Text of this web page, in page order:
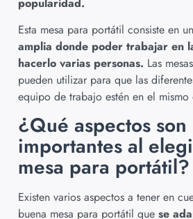
Esta mesa para portátil consiste en
amplia donde poder trabajar en
hacerlo varias personas. Las
pueden utilizar para que las
equipo de trabajo estén en el mismo
¿Qué aspectos son
importantes al
mesa para portátil?
Existen varios aspectos a tener en
buena mesa para portátil que se